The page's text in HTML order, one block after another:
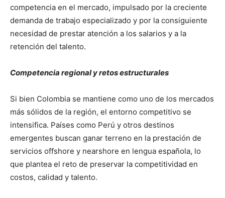
competencia en el mercado, impulsado por la creciente
demanda de trabajo especializado y por la consiguiente
necesidad de prestar atención a los salarios y a la
retención del talento.
Competencia regional y retos estructurales
Si bien Colombia se mantiene como uno de los mercados
más sólidos de la región, el entorno competitivo se
intensifica. Países como Perú y otros destinos
emergentes buscan ganar terreno en la prestación de
servicios offshore y nearshore en lengua española, lo
que plantea el reto de preservar la competitividad en
costos, calidad y talento.